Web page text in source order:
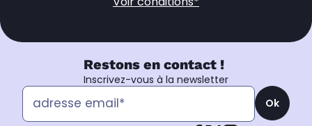
Restons en contact !
Inscrivez-vous à la newsletter
Ok